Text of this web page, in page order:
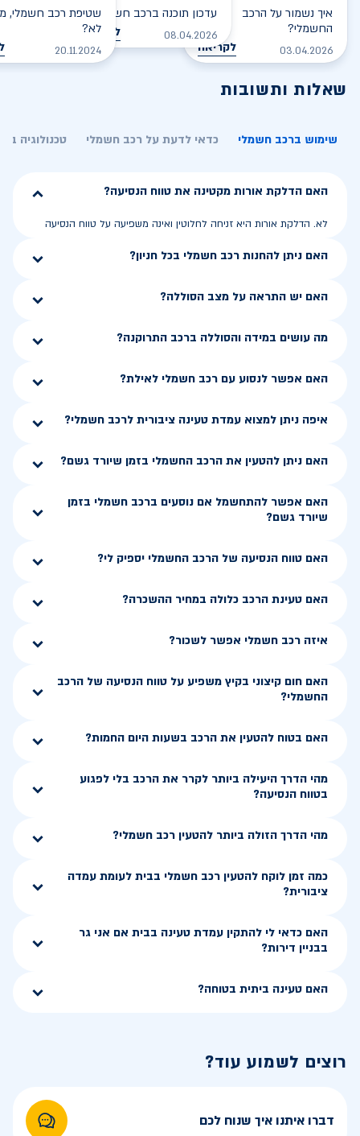
איך נשמור על הרכב
החשמלי?
03.04.2026 לקריאה
עדכון תוכנה ברכב חשמלי
08.04.2026 לקריאה
שטיפת רכב חשמלי,
לא?
20.11.2024
שאלות ותשובות
שימוש ברכב חשמלי כדאי לדעת על רכב חשמלי טכנולוגיה
האם הדלקת אורות מקטינה את טווח הנסיעה?
לא. הדלקת אורות היא זניחה לחלוטין ואינה משפיעה על טווח הנסיעה
האם ניתן להחנות רכב חשמלי בכל חניון?
האם יש התראה על מצב הסוללה?
מה עושים במידה והסוללה ברכב התרוקנה?
האם אפשר לנסוע עם רכב חשמלי לאילת?
איפה ניתן למצוא עמדת טעינה ציבורית לרכב חשמלי?
האם ניתן להטעין את הרכב החשמלי בזמן שיורד גשם?
האם אפשר להתחשמל אם נוסעים ברכב חשמלי בזמן
שיורד גשם?
האם טווח הנסיעה של הרכב החשמלי יספיק לי?
האם טעינת הרכב כלולה במחיר ההשכרה?
איזה רכב חשמלי אפשר לשכור?
האם חום קיצוני בקיץ משפיע על טווח הנסיעה של הרכב
החשמלי?
האם בטוח להטעין את הרכב בשעות היום החמות?
מהי הדרך היעילה ביותר לקרר את הרכב בלי לפגוע
בטווח הנסיעה?
מהי הדרך הזולה ביותר להטעין רכב חשמלי?
כמה זמן לוקח להטעין רכב חשמלי בבית לעומת עמדה
ציבורית?
האם כדאי לי להתקין עמדת טעינה בבית אם אני גר
בבניין דירות?
האם טעינה ביתית בטוחה?
רוצים לשמוע עוד?
דברו איתנו איך שנוח לכם